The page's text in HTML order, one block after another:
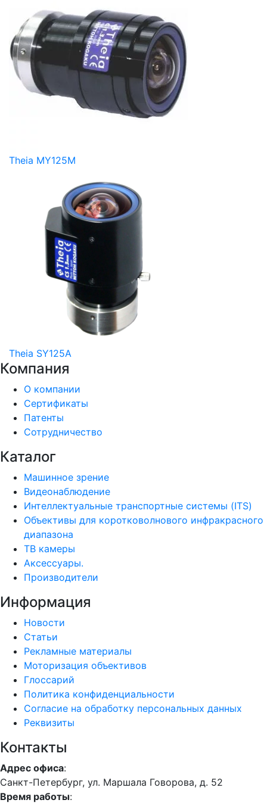
Theia MY125M
Theia SY125A
Компания
О компании
Сертификаты
Патенты
Сотрудничество
Каталог
Машинное зрение
Видеонаблюдение
Интеллектуальные транспортные системы (ITS)
Объективы для коротковолнового инфракрасного
диапазона
ТВ камеры
Аксессуары.
Производители
Информация
Новости
Статьи
Рекламные материалы
Моторизация объективов
Глоссарий
Политика конфиденциальности
Согласие на обработку персональных данных
Реквизиты
Контакты
Адрес офиса:
Санкт-Петербург, ул. Маршала Говорова, д. 52
Время работы: